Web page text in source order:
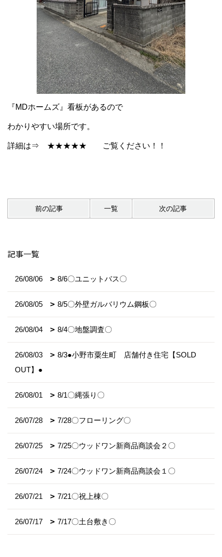
『MDホームズ』看板があるので
わかりやすい場所です。
詳細は⇒ ★★★★★ ご覧ください！！
前の記事 一覧 次の記事
記事一覧
26/08/06 8/6〇ユニットバス〇
26/08/05 8/5〇外壁ガルバリウム鋼板〇
26/08/04 8/4〇地盤調査〇
26/08/03
8/3●小野市粟生町 店舗付き住宅【SOLD
OUT】●
26/08/01 8/1〇縄張り〇
26/07/28 7/28〇フローリング〇
26/07/25 7/25〇ウッドワン新商品商談会２〇
26/07/24 7/24〇ウッドワン新商品商談会１〇
26/07/21 7/21〇祝上棟〇
26/07/17 7/17〇土台敷き〇